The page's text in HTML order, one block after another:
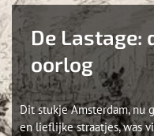
De Lastage:
oorlog
Dit stukje Amsterdam, nu
en lieflijke straatjes, was